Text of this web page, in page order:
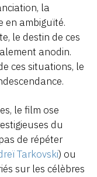
la
en ambiguïté.
le destin de ces
anodin.
ces situations, le
le film ose
du
de répéter
Tarkovski) ou
sur les célèbres